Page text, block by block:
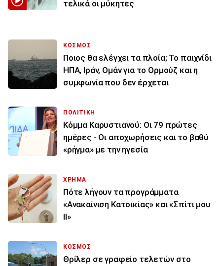
τελικά οι μύκητες
ΚΟΣΜΟΣ
Ποιος θα ελέγχει τα πλοία; Το παιχνίδι
ΗΠΑ, Ιράν, Ομάν για το Ορμούζ και η
συμφωνία που δεν έρχεται
ΠΟΛΙΤΙΚΗ
Κόμμα Καρυστιανού: Οι 79 πρώτες
ημέρες - Οι αποχωρήσεις και το βαθύ
«ρήγμα» με την ηγεσία
ΧΡΗΜΑ
Πότε λήγουν τα προγράμματα
«Ανακαίνιση Κατοικίας» και «Σπίτι μου
ΙΙ»
ΚΟΣΜΟΣ
Θρίλερ σε γραφείο τελετών στο